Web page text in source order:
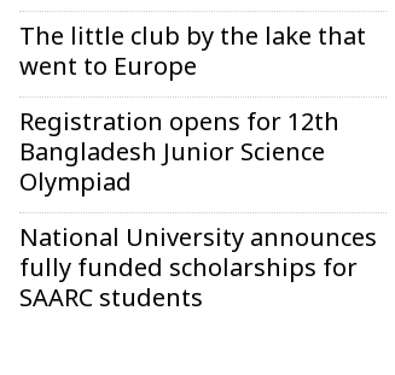
The little club by the lake that
went to Europe
Registration opens for 12th
Bangladesh Junior Science
Olympiad
National University announces
fully funded scholarships for
SAARC students